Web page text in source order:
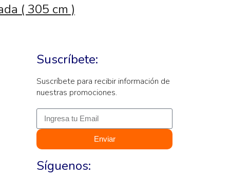
( 305 cm )
Suscríbete:
Suscríbete para recibir información de
nuestras promociones.
Enviar
Síguenos: